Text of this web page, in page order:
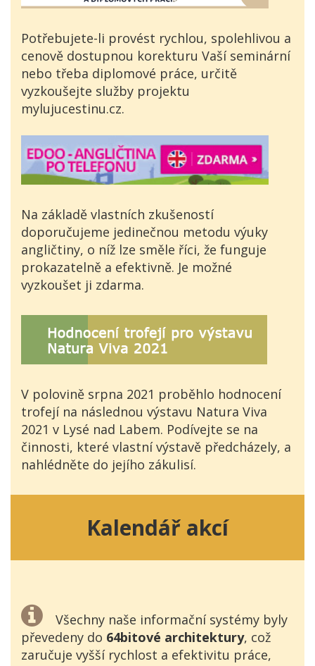
Potřebujete-li provést rychlou, spolehlivou a
cenově dostupnou korekturu Vaší seminární
nebo třeba diplomové práce, určitě
vyzkoušejte služby projektu
mylujucestinu.cz.
Na základě vlastních zkušeností
doporučujeme jedinečnou metodu výuky
angličtiny, o níž lze směle říci, že funguje
prokazatelně a efektivně. Je možné
vyzkoušet ji zdarma.
V polovině srpna 2021 proběhlo hodnocení
trofejí na následnou výstavu Natura Viva
2021 v Lysé nad Labem. Podívejte se na
činnosti, které vlastní výstavě předcházely, a
nahlédněte do jejího zákulisí.
Kalendář akcí
Všechny naše informační systémy byly
převedeny do 64bitové architektury, což
zaručuje vyšší rychlost a efektivitu práce,